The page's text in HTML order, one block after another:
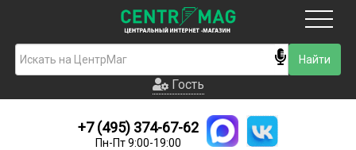
Гость
Новинки
Гость
+7 (495) 374-67-62
Пн-Пт 9:00-19:00